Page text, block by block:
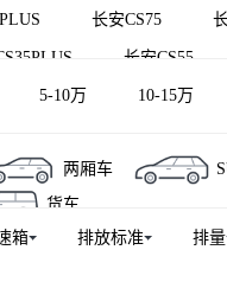
长安CS75
长安CS55
长安UNI-V 智电iDD
悦翔 长安UNI-Z
长安X7 PLUS
长安览拓者
5-10万 10-15万
两厢车
货车
箱 排放标准 排量